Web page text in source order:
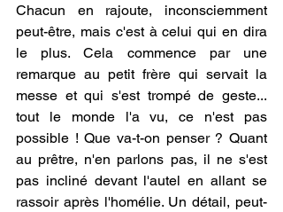
Chacun en rajoute, inconsciemment
peut-être, mais c'est à celui qui en dira
le plus. Cela commence par une
remarque au petit frère qui servait la
messe et qui s'est trompé de geste...
tout le monde l'a vu, ce n'est pas
possible ! Que va-t-on penser ? Quant
au prêtre, n'en parlons pas, il ne s'est
pas incliné devant l'autel en allant se
rassoir après l'homélie. Un détail, peut-